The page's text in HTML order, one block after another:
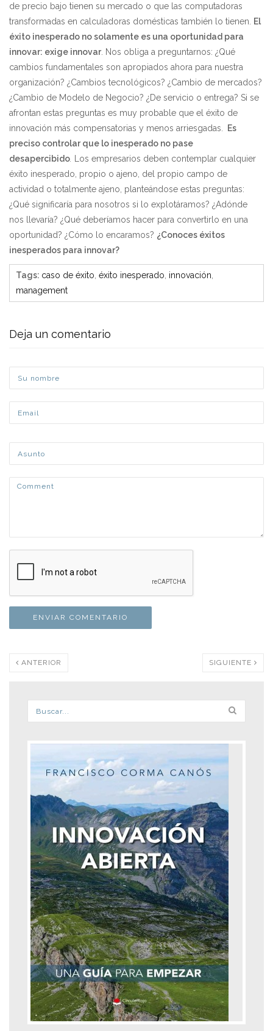
de precio bajo tienen su mercado o que las computadoras
transformadas en calculadoras domésticas también lo tienen.
El
éxito inesperado no solamente es una oportunidad para
innovar: exige innovar. Nos obliga a preguntarnos: ¿Qué
cambios fundamentales son apropiados ahora para nuestra
organización? ¿Cambios tecnológicos? ¿Cambio de mercados?
¿Cambio de Modelo de Negocio? ¿De servicio o entrega? Si se
afrontan estas preguntas es muy probable que el éxito de
innovación más compensatorias y menos arriesgadas.
Es
preciso controlar que lo inesperado no pase
desapercibido
Los empresarios deben contemplar cualquier
éxito inesperado, propio o ajeno, del propio campo de
actividad o totalmente ajeno, planteándose estas preguntas:
¿Qué significaría para nosotros si lo explotáramos? ¿Adónde
nos llevaría? ¿Qué deberíamos hacer para convertirlo en una
oportunidad? ¿Cómo lo encaramos? ¿Conoces éxitos
inesperados para innovar?
Tags: caso de éxito éxito inesperado innovación
management
Deja un comentario
ANTERIOR SIGUIENTE
Formulario de búsqueda